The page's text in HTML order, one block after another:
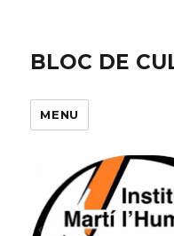
BLOC DE
MENU